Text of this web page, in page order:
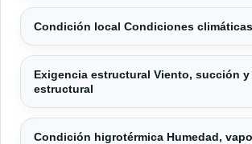
Condición local Condiciones
Exigencia estructural Viento, succión
estructural
Condición higrotérmica Humedad,